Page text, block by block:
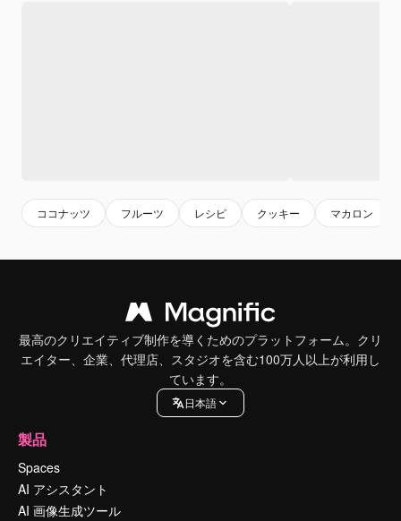
ココナッツ フルーツ レシピ クッキー マカロン
最高のクリエイティブ制作を導くためのプラットフォーム。クリ
エイター、企業、代理店、スタジオを含む100万人以上が利用し
ています。
日本語
製品
Spaces
AI アシスタント
AI 画像生成ツール